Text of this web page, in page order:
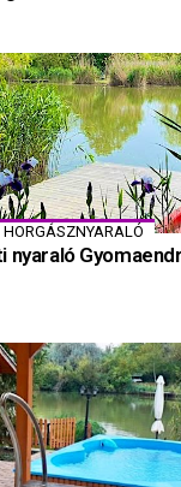
HORGÁSZNYARALÓ
nyaraló